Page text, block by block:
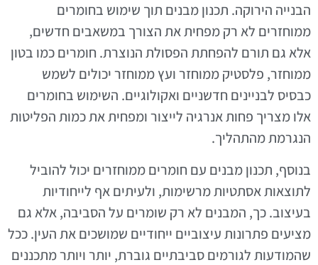
הבנייה הירוקה. תכנון מבנים תוך שימוש בחומרים
ממוחזרים לא רק מפחית את הצורך במשאבים חדשים,
אלא גם תורם להפחתת הפסולת הנוצרת. חומרים כמו בטון
ממוחזר, פלסטיק ממוחזר ועץ ממוחזר יכולים לשמש
כבסיס לבניינים חדשניים ואקולוגיים. השימוש בחומרים
אלו מצריך פחות אנרגיה לייצור ומפחית את כמות הפליטות
הנגרמת מהתהליך.
בנוסף, תכנון מבנים עם חומרים ממוחזרים יכול להוביל
לתוצאות אסתטיות מרשימות, ולעיתים אף לייחודיות
בעיצוב. כך, המבנים לא רק שומרים על הסביבה, אלא גם
מציעים פתרונות עיצוביים ייחודיים שמושכים את העין. ככל
שהמודעות לגורמים סביבתיים גוברת, יותר ויותר מתכננים